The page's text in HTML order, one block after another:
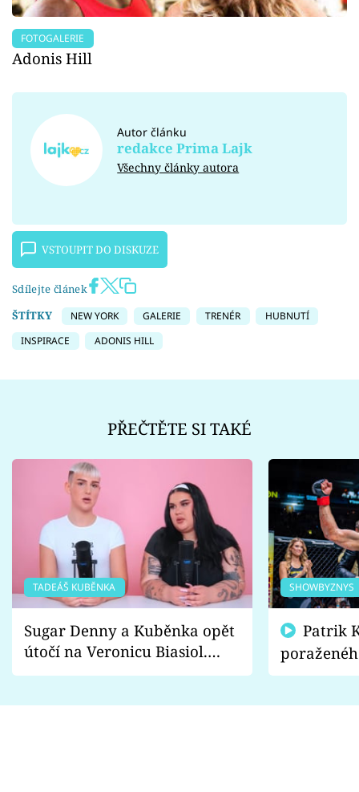
FOTOGALERIE
Adonis Hill
Autor článku
redakce Prima Lajk
Všechny články autora
VSTOUPIT DO DISKUZE
Sdílejte článek
ŠTÍTKY
NEW YORK GALERIE TRENÉR
HUBNUTÍ
INSPIRACE
ADONIS HILL
PŘEČTĚTE SI TAKÉ
TADEÁŠ KUBĚNKA
Sugar Denny a Kuběnka opět
útočí na Veronicu Biasiol.
Proč je podle nich falešná a
SHOWBYZNYS
fanoušci